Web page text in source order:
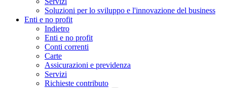
Soluzioni per lo sviluppo e l'innovazione del business
Enti e no profit
Indietro
Enti e no profit
Conti correnti
Carte
Assicurazioni e previdenza
Servizi
Richieste contributo